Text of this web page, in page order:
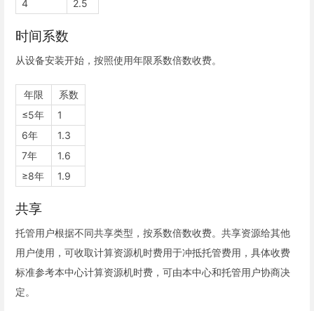
4
2.5
时间系数
从设备安装开始，按照使用年限系数倍数收费。
年限
系数
≤5年
1
6年
1.3
7年
1.6
≥8年
1.9
共享
托管用户根据不同共享类型，按系数倍数收费。共享资源给其他
用户使用，可收取计算资源机时费用于冲抵托管费用，具体收费
标准参考本中心计算资源机时费，可由本中心和托管用户协商决
定。